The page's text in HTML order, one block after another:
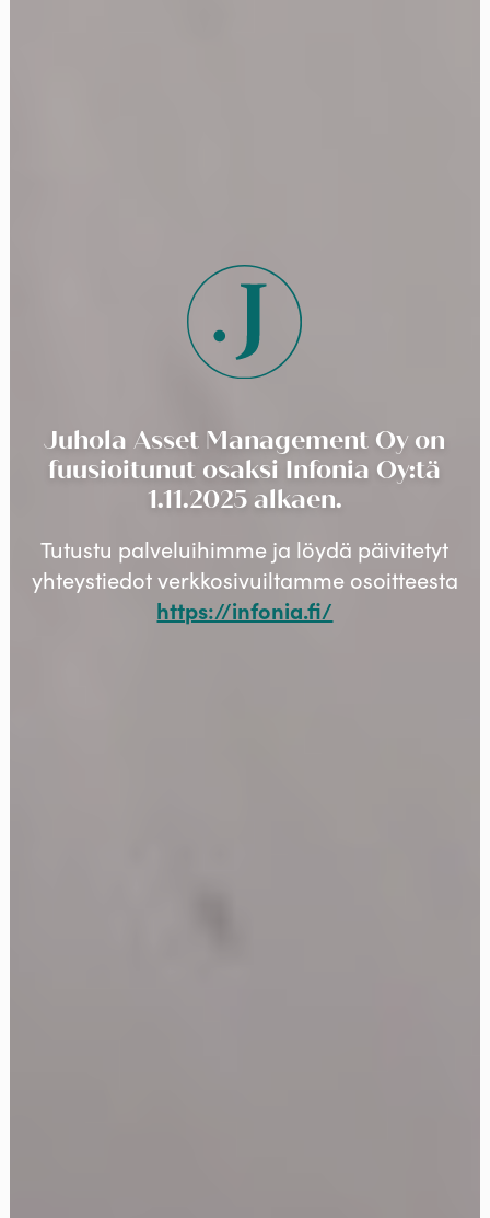
Juhola Asset Management Oy on
fuusioitunut osaksi Infonia Oy:tä
1.11.2025 alkaen.
Tutustu palveluihimme ja löydä päivitetyt
yhteystiedot verkkosivuiltamme osoitteesta
https://infonia.fi/